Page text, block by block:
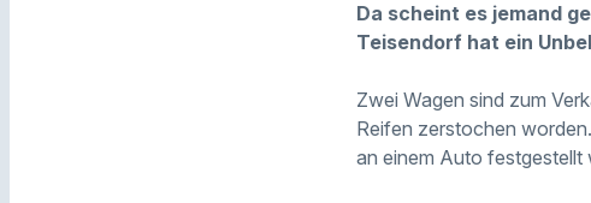
Da scheint es jemand
Teisendorf hat ein
Zwei Wagen sind zum
Reifen zerstochen
an einem Auto festgestellt